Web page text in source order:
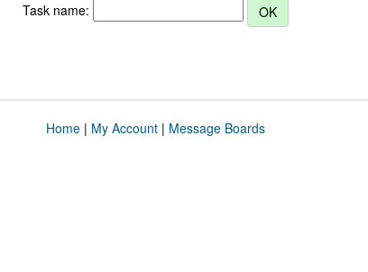
Task name:
Home| My Account| Message Boards